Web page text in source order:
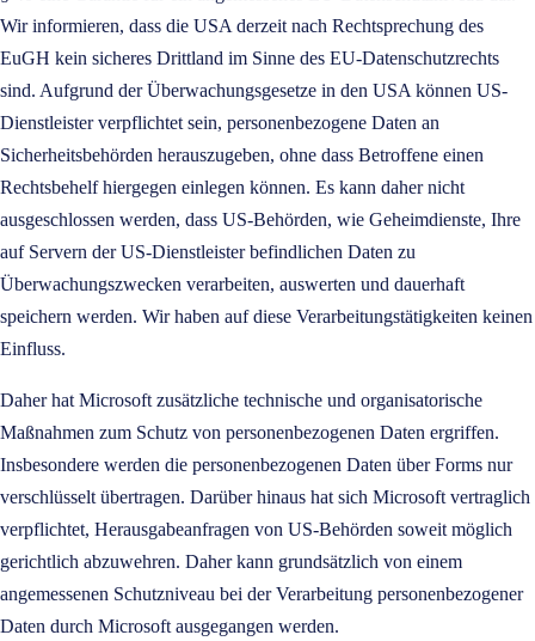
Wir informieren, dass die USA derzeit nach Rechtsprechung des
EuGH kein sicheres Drittland im Sinne des EU-Datenschutzrechts
sind. Aufgrund der Überwachungsgesetze in den USA können US-
Dienstleister verpflichtet sein, personenbezogene Daten an
Sicherheitsbehörden herauszugeben, ohne dass Betroffene einen
Rechtsbehelf hiergegen einlegen können. Es kann daher nicht
ausgeschlossen werden, dass US-Behörden, wie Geheimdienste, Ihre
auf Servern der US-Dienstleister befindlichen Daten zu
Überwachungszwecken verarbeiten, auswerten und dauerhaft
speichern werden. Wir haben auf diese Verarbeitungstätigkeiten keinen
Einfluss.
Daher hat Microsoft zusätzliche technische und organisatorische
Maßnahmen zum Schutz von personenbezogenen Daten ergriffen.
Insbesondere werden die personenbezogenen Daten über Forms nur
verschlüsselt übertragen. Darüber hinaus hat sich Microsoft vertraglich
verpflichtet, Herausgabeanfragen von US-Behörden soweit möglich
gerichtlich abzuwehren. Daher kann grundsätzlich von einem
angemessenen Schutzniveau bei der Verarbeitung personenbezogener
Daten durch Microsoft ausgegangen werden.